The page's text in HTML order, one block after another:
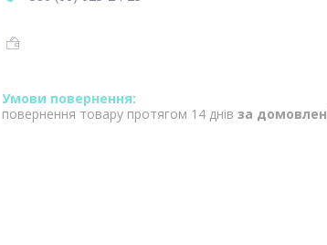
повернення товару протягом 14 днів за